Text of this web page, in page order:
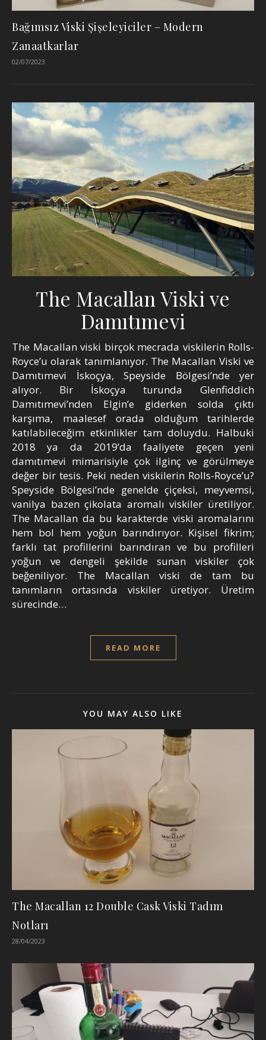
Bağımsız Viski Şişeleyiciler – Modern
Zanaatkarlar
02/07/2023
The Macallan Viski ve
Damıtımevi
The Macallan viski birçok mecrada viskilerin Rolls-
Royce’u olarak tanımlanıyor. The Macallan Viski ve
Damıtımevi İskoçya, Speyside Bölgesi’nde yer
alıyor. Bir İskoçya turunda Glenfiddich
Damıtımevi’nden Elgin’e giderken solda çıktı
karşıma, maalesef orada olduğum tarihlerde
katılabileceğim etkinlikler tam doluydu. Halbuki
2018 ya da 2019’da faaliyete geçen yeni
damıtımevi mimarisiyle çok ilginç ve görülmeye
değer bir tesis. Peki neden viskilerin Rolls-Royce’u?
Speyside Bölgesi’nde genelde çiçeksi, meyvemsi,
vanilya bazen çikolata aromalı viskiler üretiliyor.
The Macallan da bu karakterde viski aromalarını
hem bol hem yoğun barındırıyor. Kişisel fikrim;
farklı tat profillerini barındıran ve bu profilleri
yoğun ve dengeli şekilde sunan viskiler çok
beğeniliyor. The Macallan viski de tam bu
tanımların ortasında viskiler üretiyor. Üretim
sürecinde…
READ MORE
YOU MAY ALSO LIKE
The Macallan 12 Double Cask Viski Tadım
Notları
28/04/2023